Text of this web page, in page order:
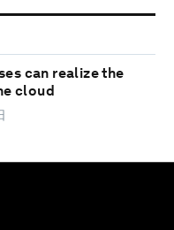
can realize the
cloud